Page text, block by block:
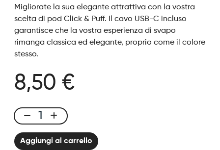
Migliorate la sua elegante attrattiva con la vostra
scelta di pod Click & Puff. Il cavo USB-C incluso
garantisce che la vostra esperienza di svapo
rimanga classica ed elegante, proprio come il colore
stesso.
8,50 €
Click
PuffAggiungi al carrello